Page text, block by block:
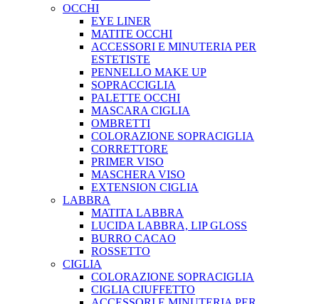
OCCHI
EYE LINER
MATITE OCCHI
ACCESSORI E MINUTERIA PER
ESTETISTE
PENNELLO MAKE UP
SOPRACCIGLIA
PALETTE OCCHI
MASCARA CIGLIA
OMBRETTI
COLORAZIONE SOPRACIGLIA
CORRETTORE
PRIMER VISO
MASCHERA VISO
EXTENSION CIGLIA
LABBRA
MATITA LABBRA
LUCIDA LABBRA, LIP GLOSS
BURRO CACAO
ROSSETTO
CIGLIA
COLORAZIONE SOPRACIGLIA
CIGLIA CIUFFETTO